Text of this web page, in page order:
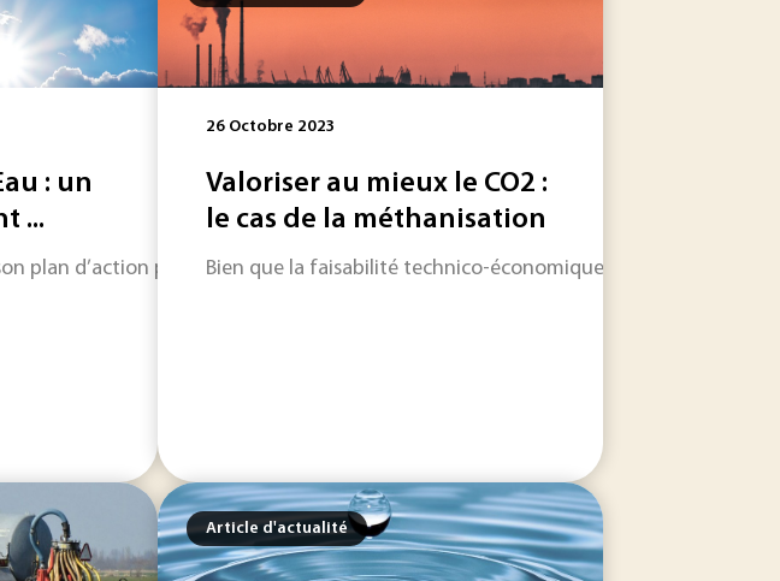
aux défis énergétiques contemporains ? Longtemps associée à l’irrigation et...
: un
...
plan d’action pour une action résiliente et concertée de l’eau. Avec ses 53
26 Octobre 2023
Valoriser au mieux le CO2 :
le cas de la méthanisation
Bien que la faisabilité technico-économique de valoriser le
Article d'actualité